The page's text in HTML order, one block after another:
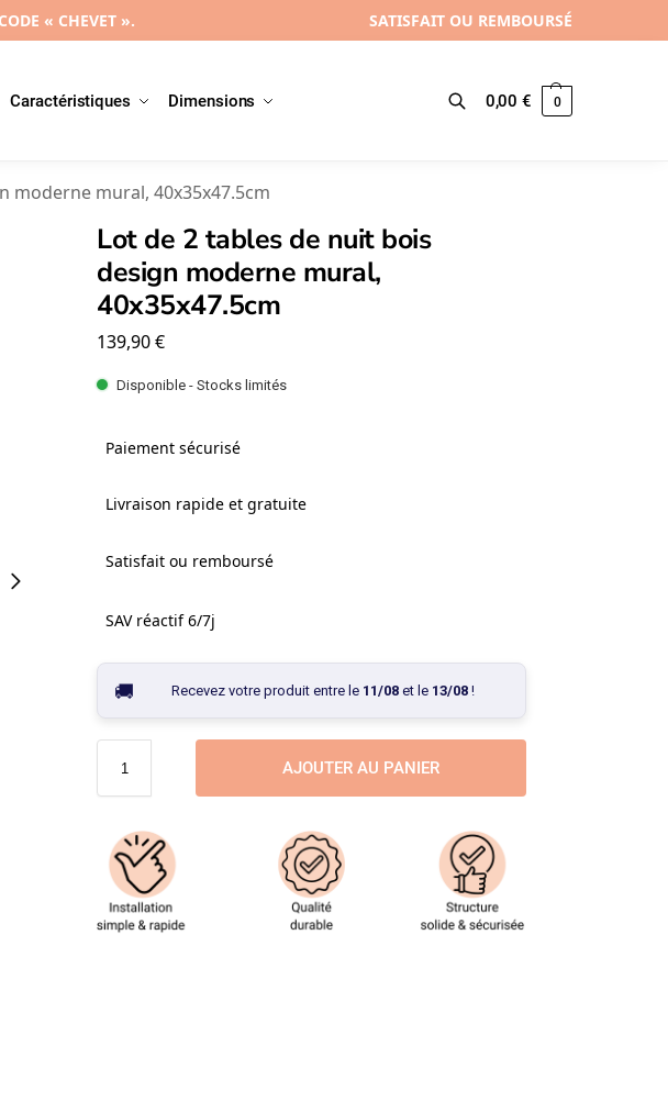
« CHEVET ». SATISFAIT OU REMBOURSÉ
Caractéristiques Dimensions
Recherche 0,00€ 0
moderne mural, 40x35x47.5cm
Lot de 2 tables de nuit bois
design moderne mural,
40x35x47.5cm
139,90€
Disponible - Stocks limités
Paiement sécurisé
Livraison rapide et gratuite
Satisfait ou remboursé
SAV réactif 6/7j
Recevez votre produit entre le 11/08et le 13/08!
AJOUTER AU PANIER